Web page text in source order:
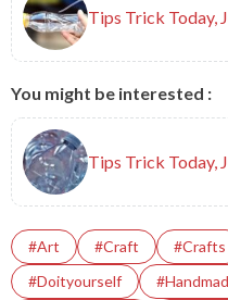
Tips Trick Today,
You might be interested :
Tips Trick Today,
#art #Craft #crafts
#doityourself